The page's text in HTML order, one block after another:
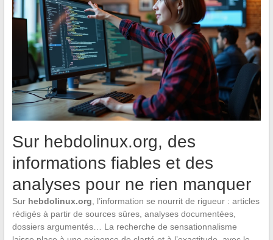
Sur hebdolinux.org, des
informations fiables et des
analyses pour ne rien manquer
Sur hebdolinux.org , l’information se nourrit de rigueur : articles
rédigés à partir de sources sûres, analyses documentées,
dossiers argumentés… La recherche de sensationnalisme